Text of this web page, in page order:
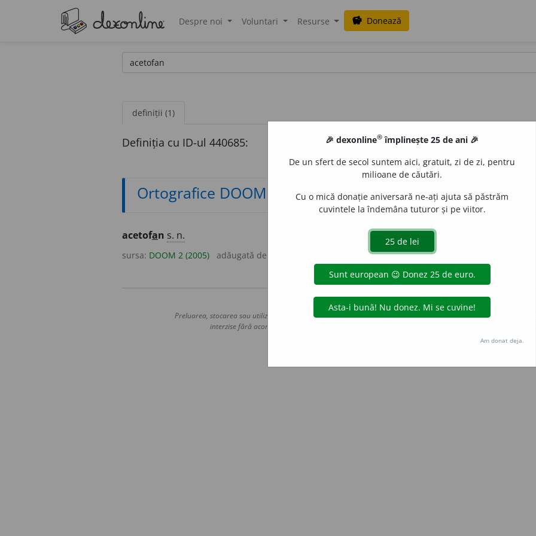
Despre noi Voluntari Resurse savings Donează
definiții (1)
Definiția cu ID-ul 440685:
Ortografice DOOM
acetofan s. n.
sursa: DOOM 2 (2005) adăugată de
Copyright © 2004-2026 dexonline (https://dexonline.ro)
Preluarea, stocarea sau utilizarea datelor de pe acest site, inclusiv prin orice metode de extragere automată
interzise fără acordul nostru prealabil scris, cu excepția seturilor de date oferite oficial spre utilizare
Hosterion
🎉 dexonline® împlinește 25 de ani 🎉
De un sfert de secol suntem aici, gratuit, zi de zi, pentru
milioane de căutări.
Cu o mică donație aniversară ne-ați ajuta să păstrăm
cuvintele la îndemâna tuturor și pe viitor.
Am donat deja.